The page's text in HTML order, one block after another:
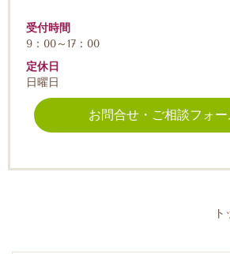
受付時間
9：00～17：00
定休日
日曜日
お問合せ・ご相談フォ